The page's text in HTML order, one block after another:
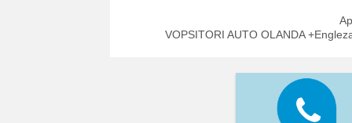
VOPSITORI AUTO OLANDA